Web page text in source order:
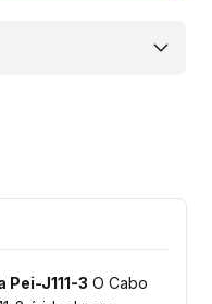
Pei-J111-3 O Cabo